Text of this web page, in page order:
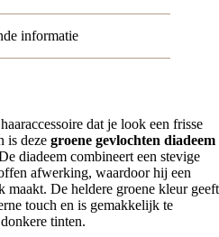
informatie
dat je look een frisse
is deze groene gevlochten diadeem
diadeem combineert een stevige
afwerking, waardoor hij een
De heldere groene kleur geeft
touch en is gemakkelijk te
tinten.